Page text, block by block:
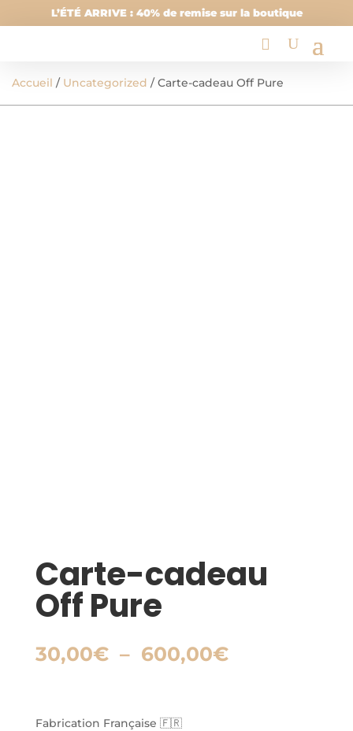
L’ÉTÉ ARRIVE : 40% de remise sur la boutique
Accueil / Uncategorized / Carte-cadeau Off Pure
Carte-cadeau
Off Pure
30,00€ – 600,00€Plage
Fabrication Française 🇫🇷